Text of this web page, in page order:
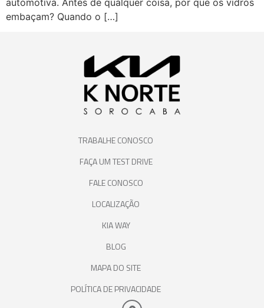
embaçam? Quando o […]
TRABALHE CONOSCO
FAÇA UM TEST DRIVE
FALE CONOSCO
LOCALIZAÇÃO
KIA WAY
BLOG
MAPA DO SITE
POLÍTICA DE PRIVACIDADE